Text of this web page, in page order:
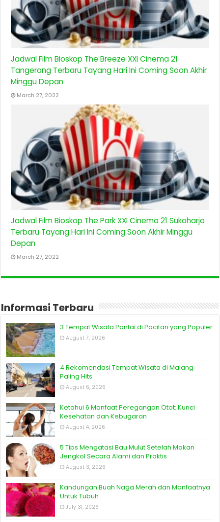
Jadwal Film Bioskop The Breeze XXI Cinema 21
Tangerang Terbaru Tayang Hari Ini Coming Soon Akhir
Minggu Depan
March 27, 2022
Jadwal Film Bioskop The Park XXI Cinema 21 Sukoharjo
Terbaru Tayang Hari Ini Coming Soon Akhir Minggu
Depan
March 27, 2022
Informasi Terbaru
3 Tempat Wisata Pantai di Pacitan yang Populer
August 7, 2026
4 Rekomendasi Tempat Wisata di Malang
Paling Hits
August 6, 2026
Ketahui 6 Manfaat Peregangan Otot: Kunci
Kesehatan dan Kebugaran
August 4, 2026
5 Tips Mengatasi Bau Mulut Setelah Makan
Jengkol Secara Alami dan Praktis
August 3, 2026
Kandungan Buah Naga Merah dan Manfaatnya
Untuk Tubuh
July 31, 2026